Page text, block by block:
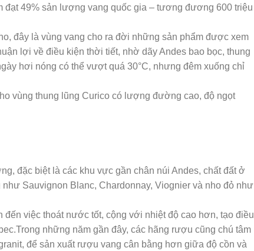
đạt 49% sản lượng vang quốc gia – tương đương 600 triệu
đây là vùng vang cho ra đời những sản phẩm được xem
lợi về điều kiện thời tiết, nhờ dãy Andes bao bọc, thung
hơi nóng có thể vượt quá 30°C, nhưng đêm xuống chỉ
vùng thung lũng Curico có lượng đường cao, độ ngọt
đặc biệt là các khu vực gần chân núi Andes, chất đất ở
Sauvignon Blanc, Chardonnay, Viognier và nho đỏ như
việc thoát nước tốt, cộng với nhiệt độ cao hơn, tạo điều
những năm gần đây, các hãng rượu cũng chú tâm
để sản xuất rượu vang cân bằng hơn giữa độ cồn và